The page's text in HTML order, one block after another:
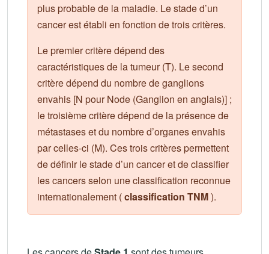
plus probable de la maladie. Le stade d’un
cancer est établi en fonction de trois critères.
Le premier critère dépend des
caractéristiques de la tumeur (T). Le second
critère dépend du nombre de ganglions
envahis [N pour Node (Ganglion en anglais)] ;
le troisième critère dépend de la présence de
métastases et du nombre d’organes envahis
par celles-ci (M). Ces trois critères permettent
de définir le stade d’un cancer et de classifier
les cancers selon une classification reconnue
internationalement (classification TNM).